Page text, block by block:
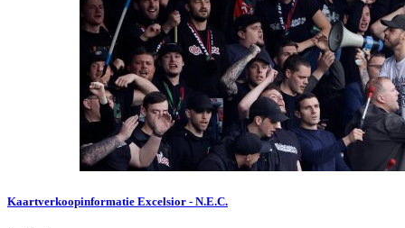
Kaartverkoopinformatie Excelsior - N.E.C.